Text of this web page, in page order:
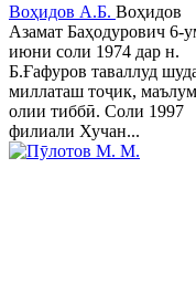
Воҳидов А.Б. Воҳидов
Азамат Баҳодурович 6-
июни соли 1974 дар н.
Б.Ғафуров таваллуд
миллаташ тоҷик,
олии тиббӣ. Соли 1997
филиали Хучан...